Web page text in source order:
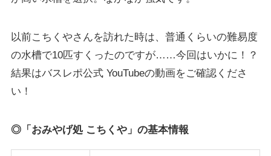
以前こちくやさんを訪れた時は、普通くらいの難易度
の水槽で10匹すくったのですが……今回はいかに！？
結果はバスレポ公式 YouTubeの動画をご確認くださ
い！
◎「おみやげ処 こちくや」の基本情報